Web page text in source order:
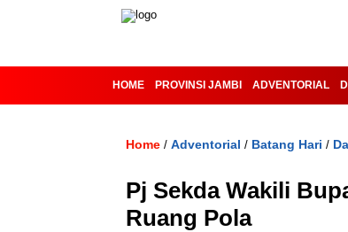
HOME PROVINSI JAMBI ADVENTORIAL
Home / Adventorial / Batang Hari /
Pj Sekda Wakili
Ruang Pola